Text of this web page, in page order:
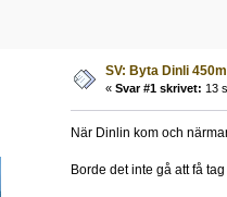
SV: Byta Dinli
« Svar #1 skrivet: 13
När Dinlin kom och
Borde det inte gå att få